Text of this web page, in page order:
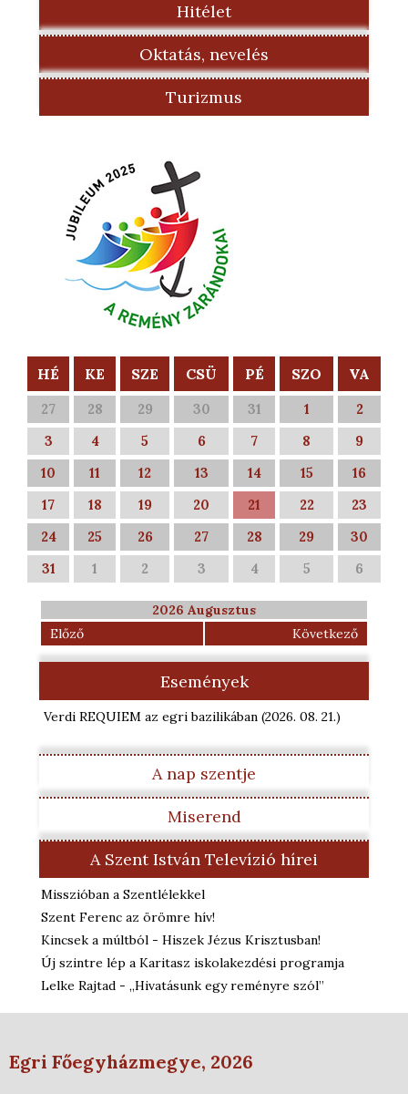
Hitélet
Oktatás, nevelés
Turizmus
HÉ KE SZE CSÜ PÉ SZO VA
27 28 29 30 31 1
2
3
4 5 6 7 8
9
10
11 12 13 14 15
16
17
18 19 20 21 22
23
24
25 26 27 28 29
30
31
1 2 3 4 5 6
2026 Augusztus
Előző
Következő
Események
Verdi REQUIEM az egri bazilikában (2026. 08. 21.)
A nap szentje
Miserend
A Szent István Televízió hírei
Misszióban a Szentlélekkel
Szent Ferenc az örömre hív!
Kincsek a múltból - Hiszek Jézus Krisztusban!
Új szintre lép a Karitasz iskolakezdési programja
Lelke Rajtad - „Hivatásunk egy reményre szól”
Egri Főegyházmegye, 2026